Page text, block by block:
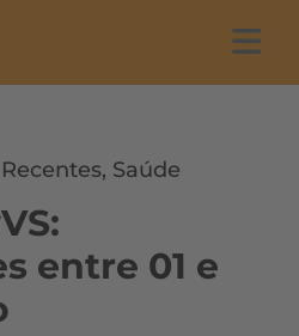
Recentes, Saúde
entre 01 e